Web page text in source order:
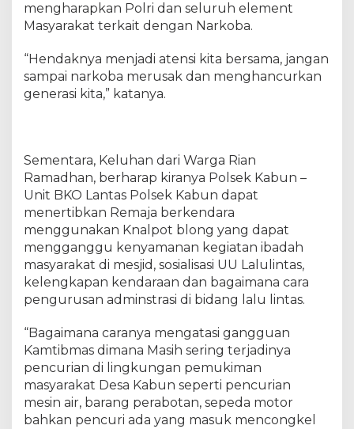
u
r
a
t
mengharapkan Polri dan seluruh element
Masyarakat terkait dengan Narkoba.
“Hendaknya menjadi atensi kita bersama, jangan
sampai narkoba merusak dan menghancurkan
generasi kita,” katanya.
Sementara, Keluhan dari Warga Rian
Ramadhan, berharap kiranya Polsek Kabun –
Unit BKO Lantas Polsek Kabun dapat
menertibkan Remaja berkendara
menggunakan Knalpot blong yang dapat
mengganggu kenyamanan kegiatan ibadah
masyarakat di mesjid, sosialisasi UU Lalulintas,
kelengkapan kendaraan dan bagaimana cara
pengurusan adminstrasi di bidang lalu lintas.
“Bagaimana caranya mengatasi gangguan
Kamtibmas dimana Masih sering terjadinya
pencurian di lingkungan pemukiman
masyarakat Desa Kabun seperti pencurian
mesin air, barang perabotan, sepeda motor
bahkan pencuri ada yang masuk mencongkel